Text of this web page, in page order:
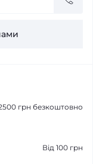
грн безкоштовно
Від 100 грн